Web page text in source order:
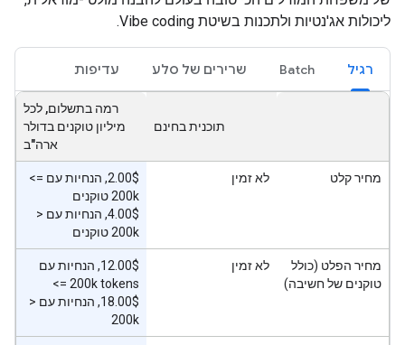
ליכולות אג'נטיות ולתכנות בשיטת Vibe coding.
רגיל Batch שרירים של סלע עדיפות
תוכנית בחינם
רמה בתשלום, לכל
מיליון טוקנים בדולר
ארה"ב
מחיר קלט לא זמין
‫2.00$, הנחיות עם ‎ <=
200k טוקנים
‫4.00$, הנחיות עם ‎ >
200k טוקנים
מחיר הפלט (כולל
טוקנים של חשיבה)
לא זמין
<= 200k tokens
‫18.00$, הנחיות עם ‎ >
200k